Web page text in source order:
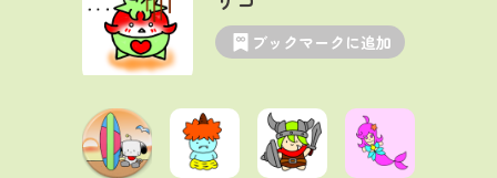
ブックマークに追加